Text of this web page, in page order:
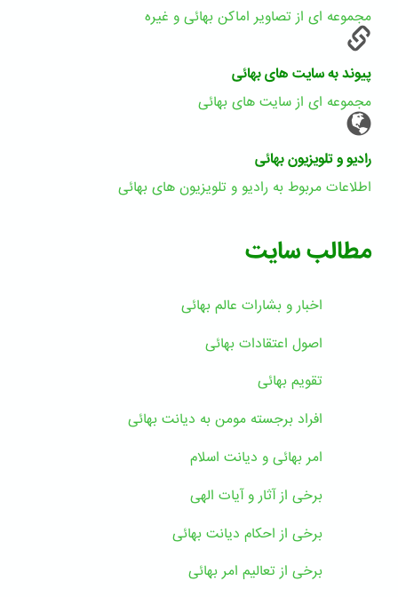
مجموعه ای از تصاویر اماکن بهائی و غیره
پیوند به سایت های بهائی
مجموعه ای از سایت های بهائی
رادیو و تلویزیون بهائی
اطلاعات مربوط به رادیو و تلویزیون های بهائی
مطالب سایت
اخبار و بشارات عالم بهائى
اصول اعتقادات بهائی
تقویم بهائی
افراد برجسته مومن به دیانت بهائی
امر بهائی و دیانت اسلام
برخی از آثار و آیات الهی
برخی از احکام دیانت بهائی
برخی از تعالیم امر بهائی